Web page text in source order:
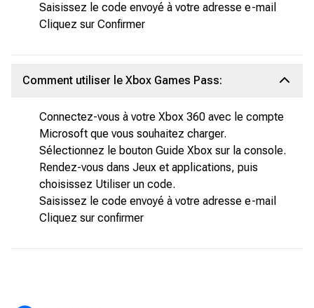
Saisissez le code envoyé à votre adresse e-mail
Cliquez sur Confirmer
Comment utiliser le Xbox Games Pass:
Connectez-vous à votre Xbox 360 avec le compte
Microsoft que vous souhaitez charger.
Sélectionnez le bouton Guide Xbox sur la console.
Rendez-vous dans Jeux et applications, puis
choisissez Utiliser un code.
Saisissez le code envoyé à votre adresse e-mail
Cliquez sur confirmer